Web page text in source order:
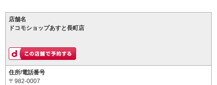
店舗名
ドコモショップあすと長町店
住所/電話番号
〒982-0007